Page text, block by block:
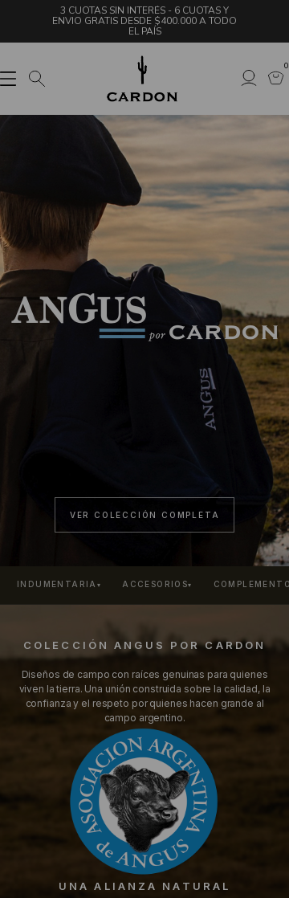
3 CUOTAS SIN INTERÉS - 6 CUOTAS Y
ENVIO GRATIS DESDE $400.000 A TODO
EL PAÍS
0
VER COLECCIÓN COMPLETA
INDUMENTARIA ▾ ACCESORIOS▾
COLECCIÓN ANGUS POR CARDON
Diseños de campo con raíces genuinas para quienes
viven la tierra. Una unión construida sobre la calidad, la
confianza y el respeto por quienes hacen grande al
campo argentino.
UNA ALIANZA NATURAL